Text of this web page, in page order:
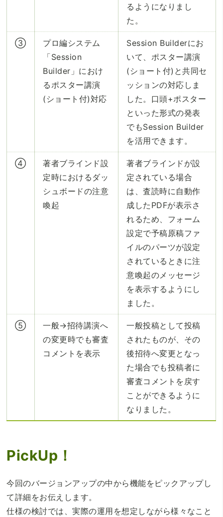
るようになりまし
た。
③
プロ編システム
「Session
Builder」におけ
るポスター講演
(ショート付)対応
Session Builderにお
いて、ポスター講演
(ショート付)と共同セ
ッションの対応しま
した。口頭+ポスター
といった形式の発表
でもSession Builder
を活用できます。
④
著者ブラインド設
定時におけるダッ
シュボードの注意
喚起
著者ブラインドが設
定されている場合
は、査読時に自動作
成したPDFが表示さ
れるため、フォーム
設定で予稿原稿ファ
イルのパーツが設定
されているときに注
意喚起のメッセージ
を表示するようにし
ました。
⑤
一般→招待講演へ
の変更時でも審査
コメントを表示
一般投稿として投稿
されたものが、その
後招待へ変更となっ
た場合でも投稿者に
審査コメントを戻す
ことができるように
なりました。
PickUp！
今回のバージョンアップの中から機能をピックアップし
て詳細をお伝えします。
仕様の検討では、実際の運用を想定しながら様々なこと